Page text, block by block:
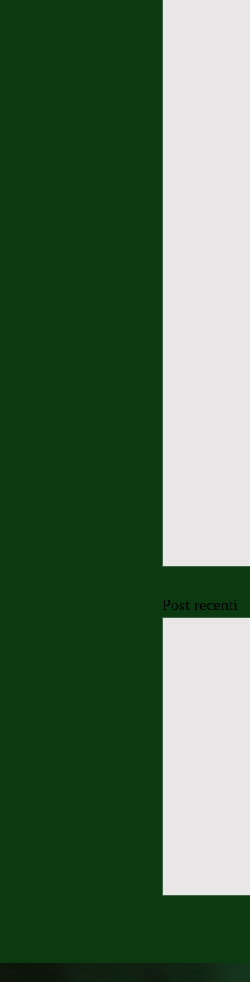
Post recenti